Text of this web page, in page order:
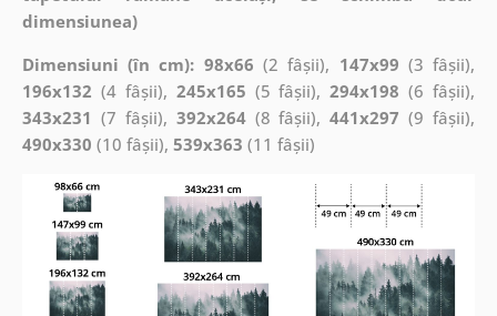
dimensiunea)
Dimensiuni (în cm): 98x66 (2 fâșii), 147x99 (3 fâșii),
196x132 (4 fâșii), 245x165 (5 fâșii),294x198 (6 fâșii),
343x231 (7 fâșii), 392x264(8 fâșii),441x297 (9 fâșii),
490x330 (10 fâșii), 539x363 (11 fâșii)